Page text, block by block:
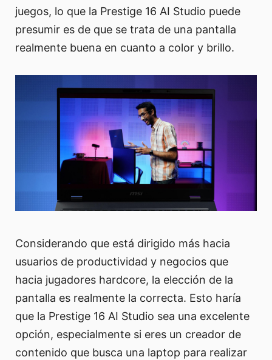
juegos, lo que la Prestige 16 AI Studio puede
presumir es de que se trata de una pantalla
realmente buena en cuanto a color y brillo.
Considerando que está dirigido más hacia
usuarios de productividad y negocios que
hacia jugadores hardcore, la elección de la
pantalla es realmente la correcta. Esto haría
que la Prestige 16 AI Studio sea una excelente
opción, especialmente si eres un creador de
contenido que busca una laptop para realizar